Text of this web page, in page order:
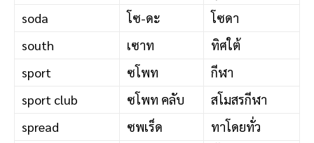
soda
โซ-ดะ
โซดา
south
เซาท
ทิศใต้
sport
ซโพท
กีฬา
sport club
ซโพท คลับ
สโมสรกีฬา
spread
ซพเร็ด
ทาโดยทั่ว